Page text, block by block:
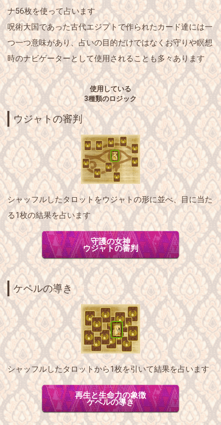
ナ56枚を使って占います
呪術大国であった古代エジプトで作られたカード達には一
つ一つ意味があり、占いの目的だけではなくお守りや瞑想
時のナビゲーターとして使用されることも多々あります
使用している
3種類のロジック
ウジャトの審判
シャッフルしたタロットをウジャトの形に並べ、 目に当た
る1枚の結果を占います
守護の女神
ウジャトの審判
ケペルの導き
シャッフルしたタロットから1枚を引いて結果を占います
再生と生命力の象徴
ケペルの導き